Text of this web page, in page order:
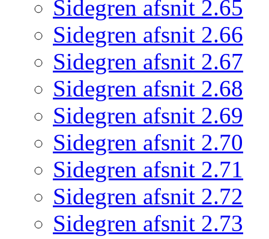
Sidegren afsnit 2.65
Sidegren afsnit 2.66
Sidegren afsnit 2.67
Sidegren afsnit 2.68
Sidegren afsnit 2.69
Sidegren afsnit 2.70
Sidegren afsnit 2.71
Sidegren afsnit 2.72
Sidegren afsnit 2.73